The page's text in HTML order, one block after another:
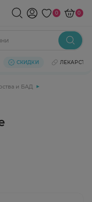
0 0
СКИДКИ ЛЕКАРСТВА
и БАД